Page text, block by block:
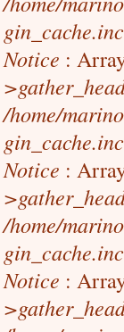
gin_cache.inc
Notice :
/home/
gin_cache.inc
Notice :
/home/
gin_cache.inc
Notice :